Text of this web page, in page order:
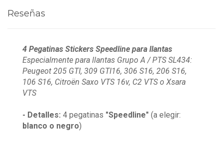
Reseñas
4 Pegatinas Stickers Speedline para llantas
Especialmente para llantas Grupo A / PTS SL434:
Peugeot 205 GTI, 309 GTI16, 306 S16, 206 S16,
106 S16, Citroën Saxo VTS 16v, C2 VTS o Xsara
VTS
- Detalles: 4 pegatinas "Speedline" (a elegir:
blanco o negro)